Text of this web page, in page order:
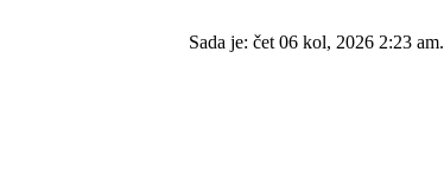
Sada je: čet 06 kol, 2026 2:23 am.